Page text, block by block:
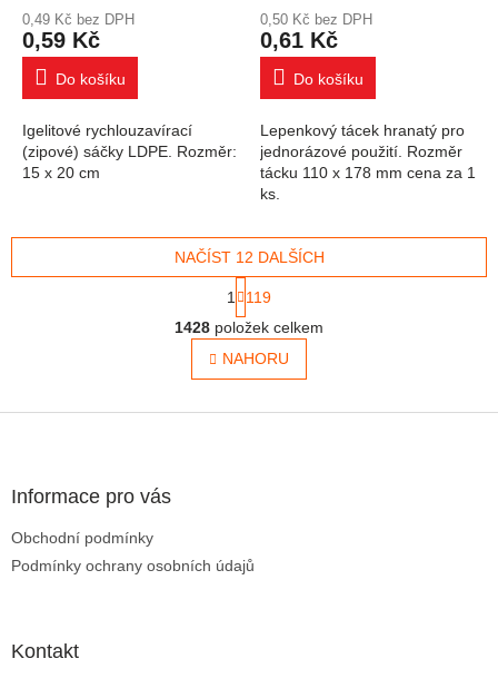
0,49 Kč bez DPH
0,59 Kč
Do košíku
Igelitové rychlouzavírací
(zipové) sáčky LDPE. Rozměr:
15 x 20 cm
0,50 Kč bez DPH
0,61 Kč
Do košíku
Lepenkový tácek hranatý pro
jednorázové použití. Rozměr
tácku 110 x 178 mm cena za 1
ks.
Ovládací prvky výpisu
NAČÍST 12 DALŠÍCH
1
119
1428 položek celkem
NAHORU
Informace pro vás
Obchodní podmínky
Podmínky ochrany osobních údajů
Kontakt